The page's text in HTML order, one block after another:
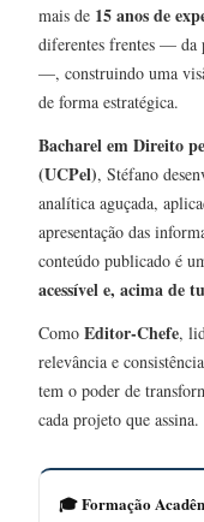
mais de 15 anos de
diferentes frentes — da
—, construindo uma
de forma estratégica.
Bacharel em Direito
(UCPel), Stéfano
analítica aguçada,
apresentação das
conteúdo publicado é
acessível e, acima de
Como Editor-Chefe,
relevância e
tem o poder de
cada projeto que assina.
🎓 Formação